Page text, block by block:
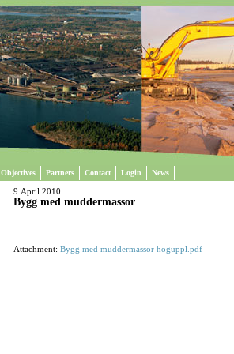
Objectives Partners Contact Login News
9 April 2010
Bygg med muddermassor
Attachment: Bygg med muddermassor höguppl.pdf